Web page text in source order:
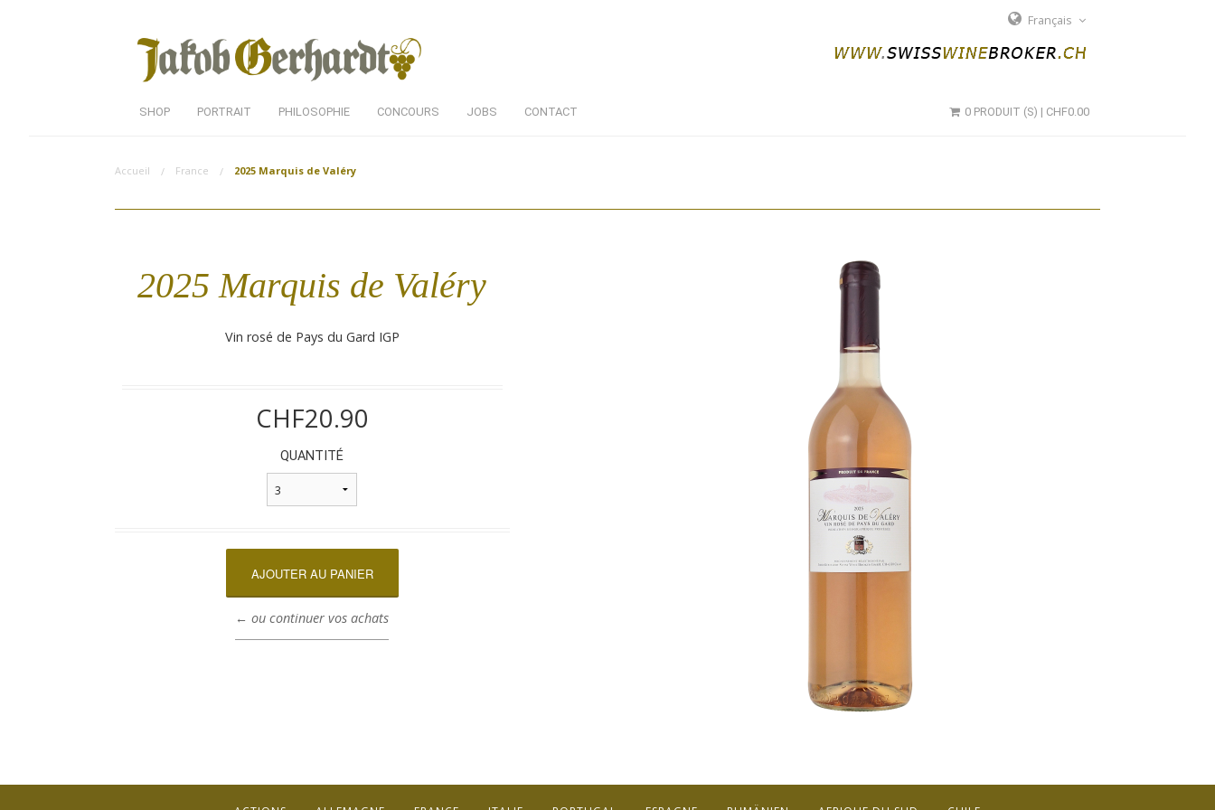
Français
SHOP PORTRAIT PHILOSOPHIE CONCOURS JOBS CONTACT 0 PRODUIT (S) | CHF0.00
Accueil France 2025 Marquis de Valéry
2025 Marquis de Valéry
Vin rosé de Pays du Gard IGP
CHF20.90
QUANTITÉ
← ou continuer vos achats